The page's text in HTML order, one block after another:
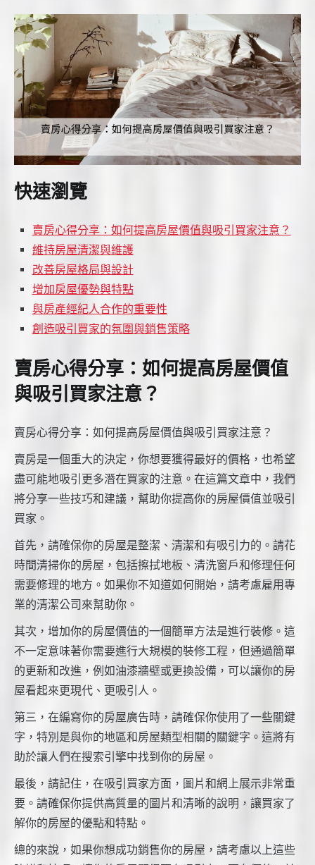
快速瀏覽
賣房心得分享：如何提高房屋價值與吸引買家注意？
維持房屋清潔與維護
改善房屋格局與設計
增加房屋優勢與特點
與房產經紀人合作的重要性
創造吸引買家的氛圍與銷售策略
賣房心得分享：如何提高房屋價值
與吸引買家注意？
賣房心得分享：如何提高房屋價值與吸引買家注意？
賣房是一個重大的決定，你想要獲得最好的價格，也希望
盡可能地吸引更多潛在買家的注意。在這篇文章中，我們
將分享一些技巧和建議，幫助你提高你的房屋價值並吸引
買家。
首先，請確保你的房屋是整潔、清潔和有吸引力的。請花
時間清掃你的房屋，包括擦拭地板、清洗窗戶和修理任何
需要修理的地方。如果你不知道如何開始，請考慮雇用專
業的清潔公司來幫助你。
其次，增加你的房屋價值的一個簡單方法是進行裝修。這
不一定意味著你需要進行大規模的裝修工程，但通過簡單
的更新和改進，例如油漆牆壁或更換設備，可以讓你的房
屋看起來更現代、更吸引人。
第三，在編寫你的房屋廣告時，請確保你使用了一些關鍵
字，特別是與你的地區和房屋類型相關的關鍵字。這將有
助於讓人們在搜索引擎中找到你的房屋。
最後，請記住，在吸引買家方面，圖片和網上展示非常重
要。請確保你提供高質量的圖片和清晰的說明，讓買家了
解你的房屋的優點和特點。
總的來說，如果你想成功銷售你的房屋，請考慮以上這些